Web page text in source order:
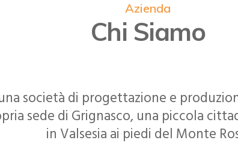
Azienda
Chi Siamo
società di progettazione e
sede di Grignasco, una piccola
in Valsesia ai piedi del Monte